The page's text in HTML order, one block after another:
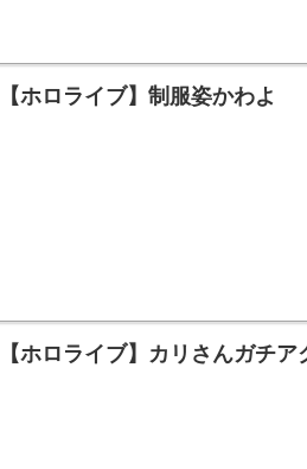
【ホロライブ】制服姿かわよ
【ホロライブ】カリさんガチ